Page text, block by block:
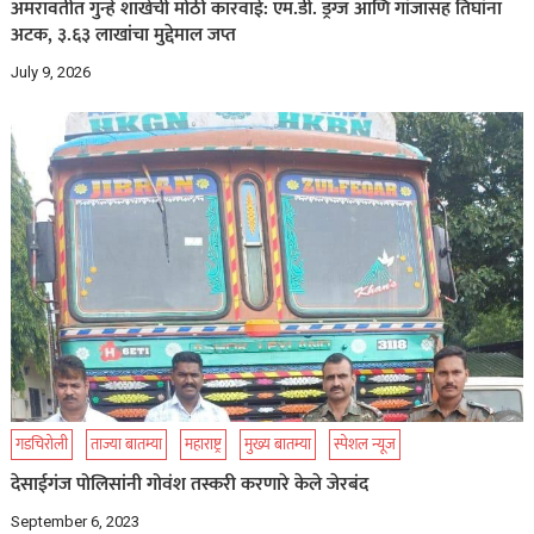
अमरावतीत गुन्हे शाखेची मोठी कारवाई: एम.डी. ड्रग्ज आणि गांजासह तिघांना
अटक, ३.६३ लाखांचा मुद्देमाल जप्त
July 9, 2026
गडचिरोली ताज्या बातम्या महाराष्ट्र मुख्य बातम्या स्पेशल न्यूज
देसाईगंज पोलिसांनी गोवंश तस्करी करणारे केले जेरबंद
September 6, 2023